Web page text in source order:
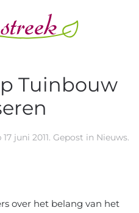
gaan
Tuinbouw
17 juni 2011. Gepost in Nieuws.
over het belang van het